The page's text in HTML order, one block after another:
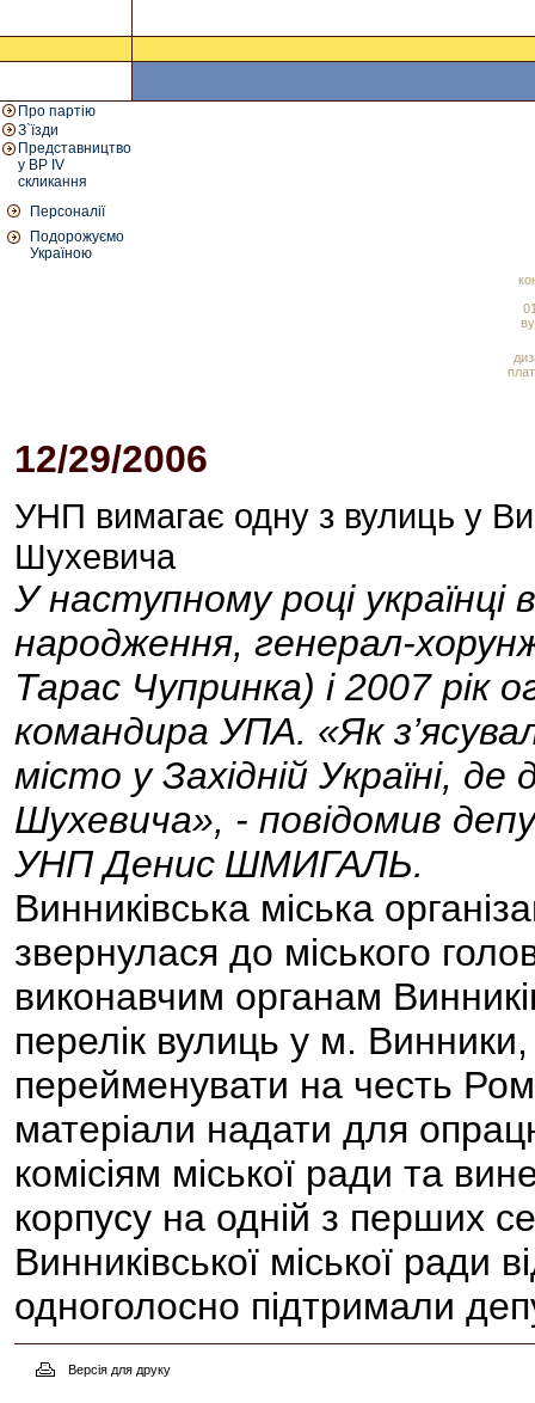
Про партію
З`їзди
Представництво
у ВР IV
скликання
Персоналії
Подорожуємо
Україною
12/29/2006
УНП вимагає одну з вулиць у
Шухевича
У наступному році українці
народження, генерал-
Тарас Чупринка) і 2007 рік
командира УПА. «Як
місто у Західній Україні,
Шухевича», - повідомив
УНП Денис ШМИГАЛЬ.
Винниківська міська
звернулася до міського
виконавчим органам
перелік вулиць у м.
перейменувати на честь
матеріали надати для
комісіям міської ради та
корпусу на одній з перших
Винниківської міської ради
одноголосно підтримали
Версія для друку